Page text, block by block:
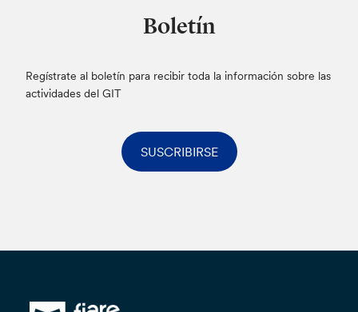
Boletín
Regístrate al boletín para recibir toda la información sobre las
actividades del GIT
SUSCRIBIRSE